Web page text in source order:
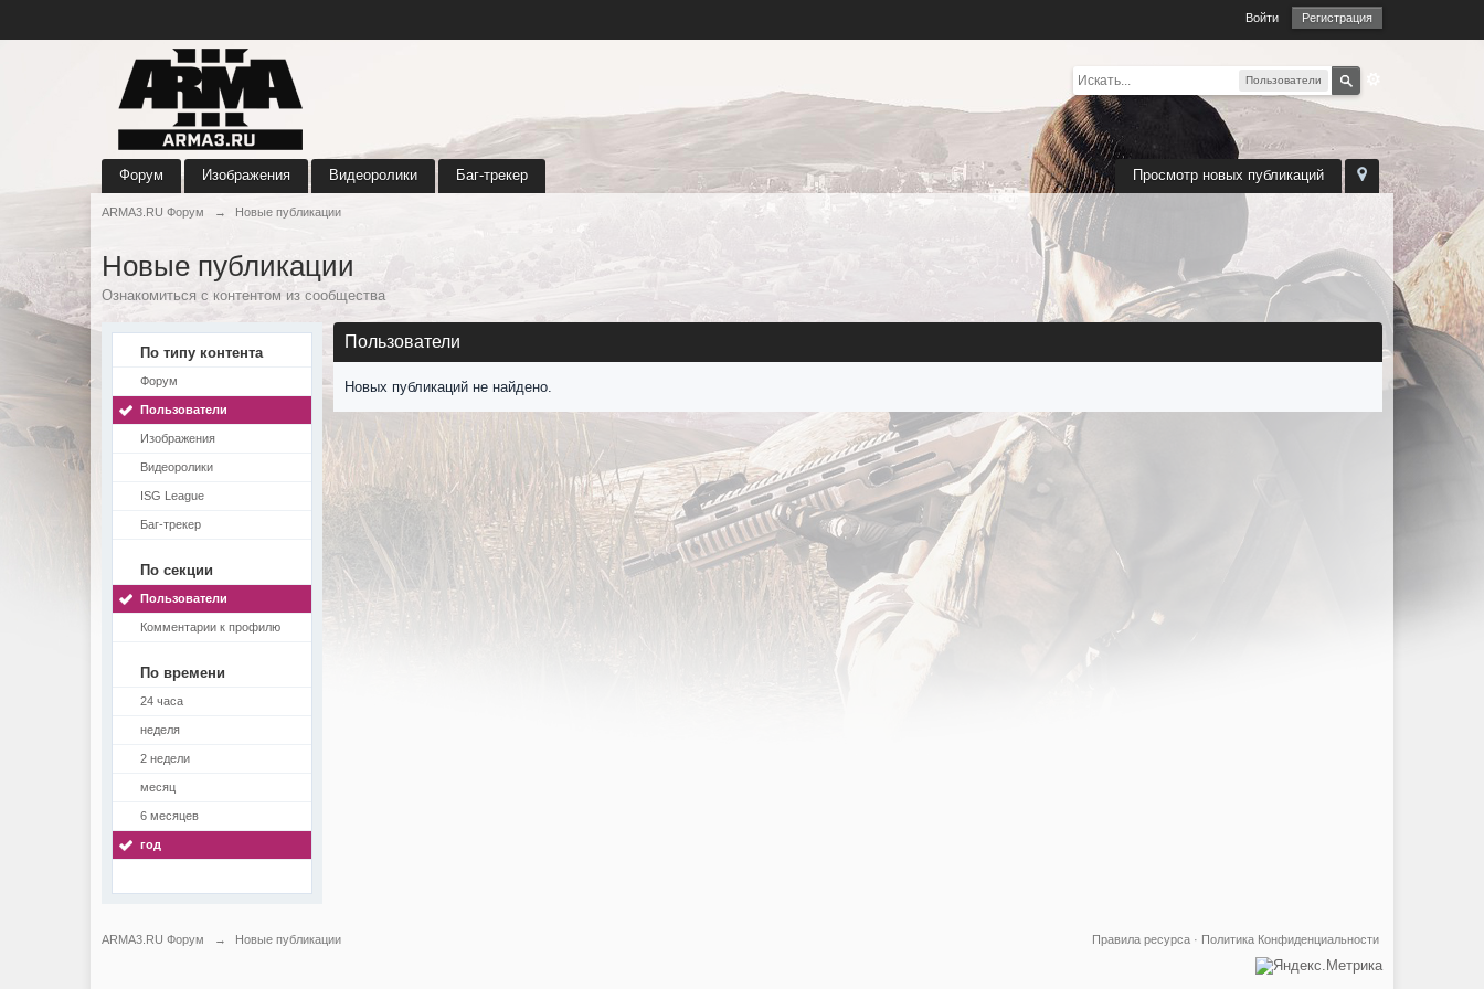
Войти Регистрация
Пользователи
Просмотр новых публикаций
Форум Изображения Видеоролики Баг-трекер
ARMA3.RU Форум → Новые публикации
Новые публикации
Ознакомиться с контентом из сообщества
По типу контента
Форум
Пользователи
Изображения
Видеоролики
ISG League
Баг-трекер
По секции
Пользователи
Комментарии к профилю
По времени
24 часа
неделя
2 недели
месяц
6 месяцев
год
Пользователи
Новых публикаций не найдено.
ARMA3.RU Форум → Новые публикации Политика Конфиденциальности
Правила ресурса ·